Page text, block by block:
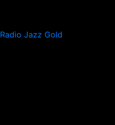
Radio Jazz Gold